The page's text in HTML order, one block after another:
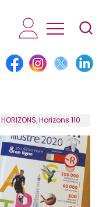
AESM...
HORIZONS,Horizons 110